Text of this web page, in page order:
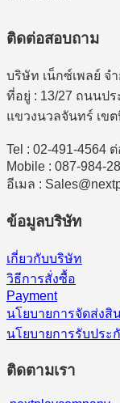
ติดต่อสอบถาม
บริษัท เน็กซ์เพลย์ จ
ที่อยู่ : 13/27 ถนนปร
แขวงนวลจันทร์ เข
Tel : 02-491-4564
Mobile : 087-984-
อีเมล :
ข้อมูลบริษัท
เกี่ยวกับบริษัท
วิธีการสั่งซื้อ
Payment
นโยบายการจัดส่งสิ
นโยบายการรับประ
ติดตามเรา